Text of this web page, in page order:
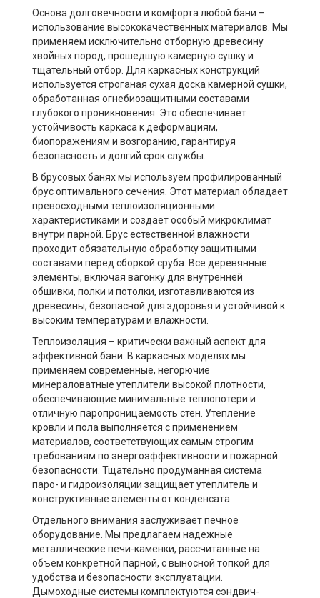
Основа долговечности и комфорта любой бани –
использование высококачественных материалов. Мы
применяем исключительно отборную древесину
хвойных пород, прошедшую камерную сушку и
тщательный отбор. Для каркасных конструкций
используется строганая сухая доска камерной сушки,
обработанная огнебиозащитными составами
глубокого проникновения. Это обеспечивает
устойчивость каркаса к деформациям,
биопоражениям и возгоранию, гарантируя
безопасность и долгий срок службы.
В брусовых банях мы используем профилированный
брус оптимального сечения. Этот материал обладает
превосходными теплоизоляционными
характеристиками и создает особый микроклимат
внутри парной. Брус естественной влажности
проходит обязательную обработку защитными
составами перед сборкой сруба. Все деревянные
элементы, включая вагонку для внутренней
обшивки, полки и потолки, изготавливаются из
древесины, безопасной для здоровья и устойчивой к
высоким температурам и влажности.
Теплоизоляция – критически важный аспект для
эффективной бани. В каркасных моделях мы
применяем современные, негорючие
минераловатные утеплители высокой плотности,
обеспечивающие минимальные теплопотери и
отличную паропроницаемость стен. Утепление
кровли и пола выполняется с применением
материалов, соответствующих самым строгим
требованиям по энергоэффективности и пожарной
безопасности. Тщательно продуманная система
паро- и гидроизоляции защищает утеплитель и
конструктивные элементы от конденсата.
Отдельного внимания заслуживает печное
оборудование. Мы предлагаем надежные
металлические печи-каменки, рассчитанные на
объем конкретной парной, с выносной топкой для
удобства и безопасности эксплуатации.
Дымоходные системы комплектуются сэндвич-